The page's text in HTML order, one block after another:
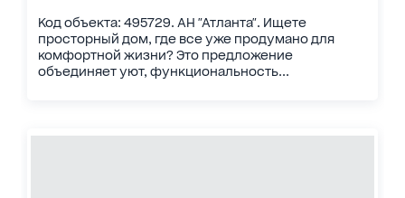
Код объекта: 495729. АН "Атланта". Ищете
просторный дом, где все уже продумано для
комфортной жизни? Это предложение
объединяет уют, функциональность...